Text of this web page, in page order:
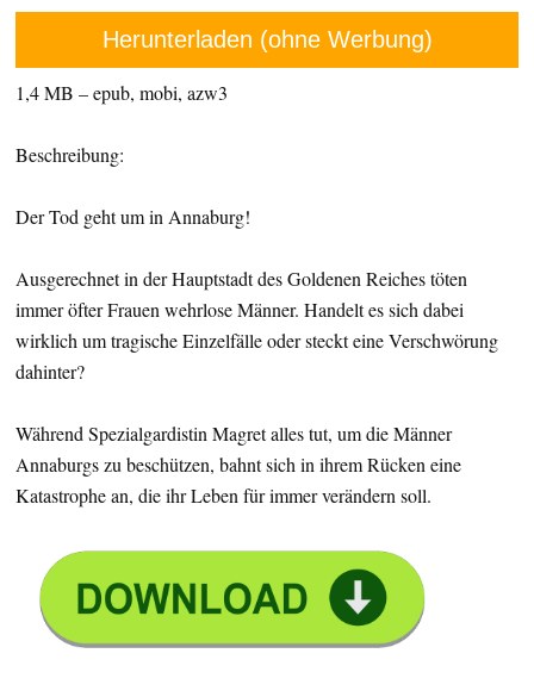
Herunterladen (ohne Werbung)
1,4 MB – epub, mobi, azw3
Beschreibung:
Der Tod geht um in Annaburg!
Ausgerechnet in der Hauptstadt des Goldenen Reiches töten
immer öfter Frauen wehrlose Männer. Handelt es sich dabei
wirklich um tragische Einzelfälle oder steckt eine Verschwörung
dahinter?
Während Spezialgardistin Magret alles tut, um die Männer
Annaburgs zu beschützen, bahnt sich in ihrem Rücken eine
Katastrophe an, die ihr Leben für immer verändern soll.